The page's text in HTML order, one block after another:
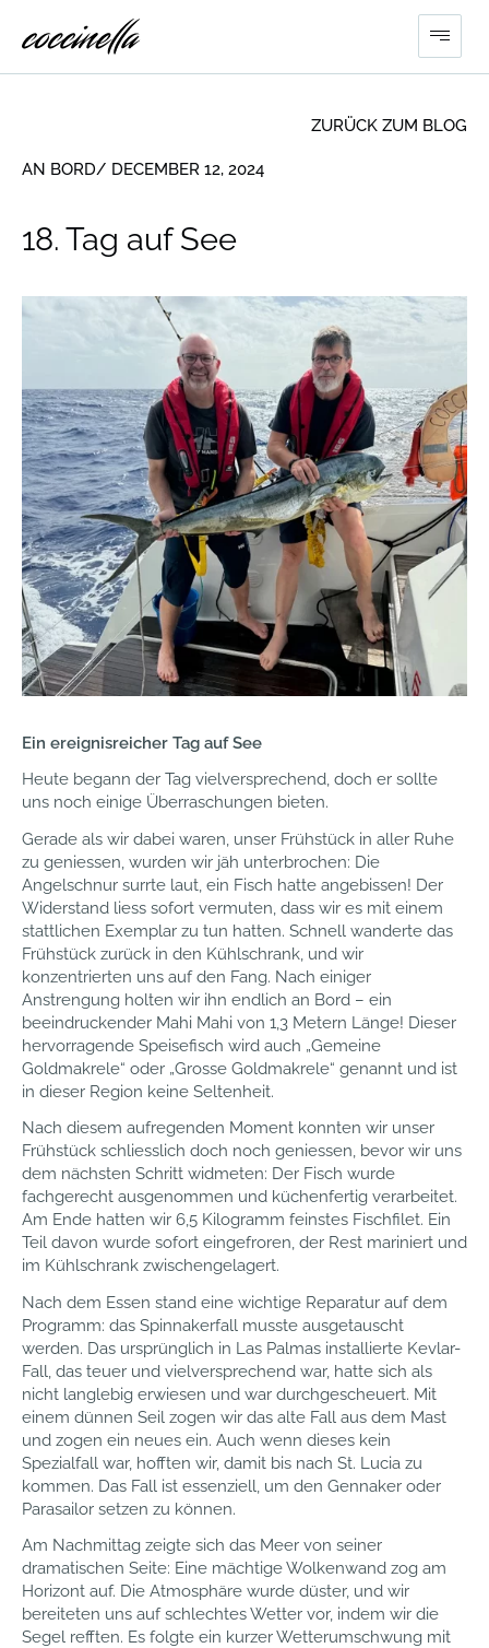
AN BORD/ DECEMBER 12, 2024
ZURÜCK ZUM BLOG
18. Tag auf See
Ein ereignisreicher Tag auf See
Heute begann der Tag vielversprechend, doch er sollte
uns noch einige Überraschungen bieten.
Gerade als wir dabei waren, unser Frühstück in aller Ruhe
zu geniessen, wurden wir jäh unterbrochen: Die
Angelschnur surrte laut, ein Fisch hatte angebissen! Der
Widerstand liess sofort vermuten, dass wir es mit einem
stattlichen Exemplar zu tun hatten. Schnell wanderte das
Frühstück zurück in den Kühlschrank, und wir
konzentrierten uns auf den Fang. Nach einiger
Anstrengung holten wir ihn endlich an Bord – ein
beeindruckender Mahi Mahi von 1,3 Metern Länge! Dieser
hervorragende Speisefisch wird auch „Gemeine
Goldmakrele“ oder „Grosse Goldmakrele“ genannt und ist
in dieser Region keine Seltenheit.
Nach diesem aufregenden Moment konnten wir unser
Frühstück schliesslich doch noch geniessen, bevor wir uns
dem nächsten Schritt widmeten: Der Fisch wurde
fachgerecht ausgenommen und küchenfertig verarbeitet.
Am Ende hatten wir 6,5 Kilogramm feinstes Fischfilet. Ein
Teil davon wurde sofort eingefroren, der Rest mariniert und
im Kühlschrank zwischengelagert.
Nach dem Essen stand eine wichtige Reparatur auf dem
Programm: das Spinnakerfall musste ausgetauscht
werden. Das ursprünglich in Las Palmas installierte Kevlar-
Fall, das teuer und vielversprechend war, hatte sich als
nicht langlebig erwiesen und war durchgescheuert. Mit
einem dünnen Seil zogen wir das alte Fall aus dem Mast
und zogen ein neues ein. Auch wenn dieses kein
Spezialfall war, hofften wir, damit bis nach St. Lucia zu
kommen. Das Fall ist essenziell, um den Gennaker oder
Parasailor setzen zu können.
Am Nachmittag zeigte sich das Meer von seiner
dramatischen Seite: Eine mächtige Wolkenwand zog am
Horizont auf. Die Atmosphäre wurde düster, und wir
bereiteten uns auf schlechtes Wetter vor, indem wir die
Segel refften. Es folgte ein kurzer Wetterumschwung mit